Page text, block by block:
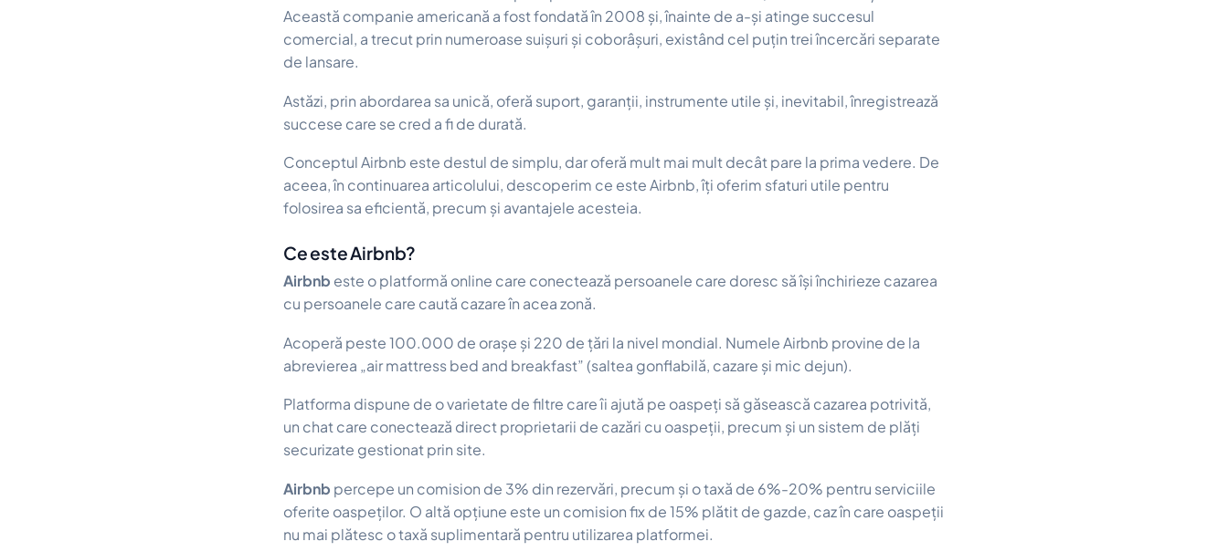
Această companie americană a fost fondată în 2008 și, înainte de a-și atinge succesul
comercial, a trecut prin numeroase suișuri și coborâșuri, existând cel puțin trei încercări separate
de lansare.
Astăzi, prin abordarea sa unică, oferă suport, garanții, instrumente utile și, inevitabil, înregistrează
succese care se cred a fi de durată.
Conceptul Airbnb este destul de simplu, dar oferă mult mai mult decât pare la prima vedere. De
aceea, în continuarea articolului, descoperim ce este Airbnb, îți oferim sfaturi utile pentru
folosirea sa eficientă, precum și avantajele acesteia.
Ce este Airbnb?
Airbnb este o platformă online care conectează persoanele care doresc să își închirieze cazarea
cu persoanele care caută cazare în acea zonă.
Acoperă peste 100.000 de orașe și 220 de țări la nivel mondial. Numele Airbnb provine de la
abrevierea „air mattress bed and breakfast” (saltea gonflabilă, cazare și mic dejun).
Platforma dispune de o varietate de filtre care îi ajută pe oaspeți să găsească cazarea potrivită,
un chat care conectează direct proprietarii de cazări cu oaspeții, precum și un sistem de plăți
securizate gestionat prin site.
Airbnb percepe un comision de 3% din rezervări, precum și o taxă de 6%-20% pentru serviciile
oferite oaspeților. O altă opțiune este un comision fix de 15% plătit de gazde, caz în care oaspeții
nu mai plătesc o taxă suplimentară pentru utilizarea platformei.